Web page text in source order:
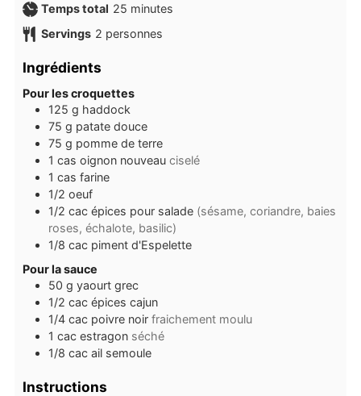
Temps total 25 minutes
minutes
Servings 2 personnes
Ingrédients
Pour les croquettes
125 g haddock
75 g patate douce
75 g pomme de terre
1 cas oignon nouveau ciselé
1 cas farine
1/2 oeuf
1/2 cac épices pour salade (sésame, coriandre, baies
roses, échalote, basilic)
1/8 cac piment d'Espelette
Pour la sauce
50 g yaourt grec
1/2 cac épices cajun
1/4 cac poivre noir fraichement moulu
1 cac estragon séché
1/8 cac ail semoule
Instructions